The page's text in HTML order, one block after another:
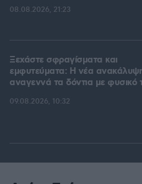
08.08.2026, 21:23
Ξεχάστε σφραγίσματα και
εμφυτεύματα: Η νέα
αναγεννά τα δόντια με φυσικό
09.08.2026, 10:32